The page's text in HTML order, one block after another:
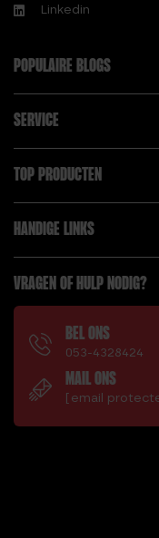
Linkedin
POPULAIRE BLOGS
SERVICE
TOP PRODUCTEN
HANDIGE LINKS
VRAGEN OF HULP NODIG?
BEL ONS
053-4328424
MAIL ONS
[email